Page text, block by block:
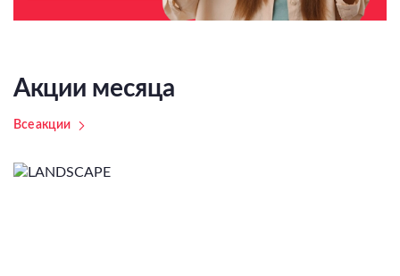
Акции месяца
Все акции